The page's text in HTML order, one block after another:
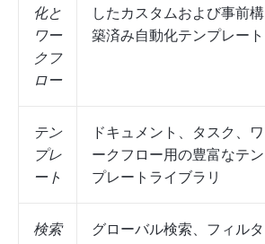
化と
ワー
クフ
ロー
したカスタムおよび事前構
築済み自動化テンプレート
テン
プレ
ート
ドキュメント、タスク、ワ
ークフロー用の豊富なテン
プレートライブラリ
検索
グローバル検索、フィルタ